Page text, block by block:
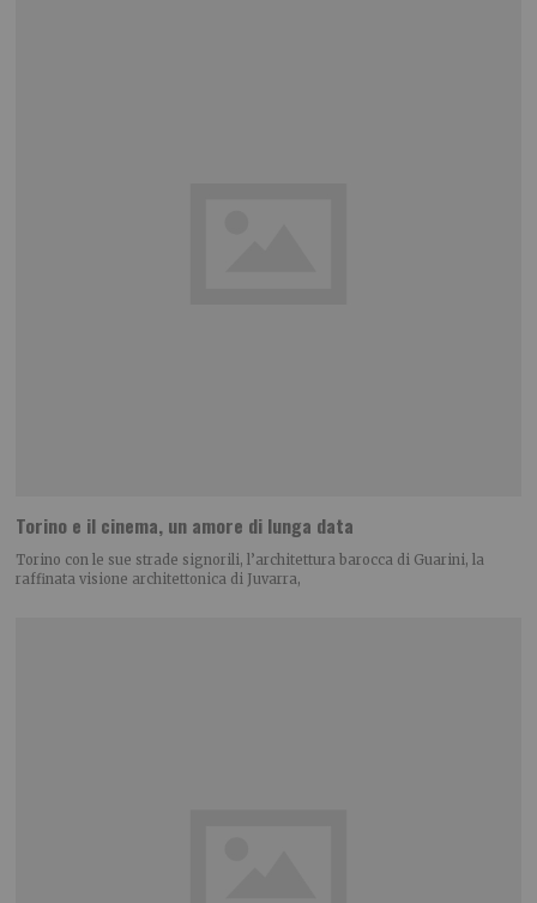
Torino e il cinema, un amore di lunga data
Torino con le sue strade signorili, l’architettura barocca di Guarini, la
raffinata visione architettonica di Juvarra,